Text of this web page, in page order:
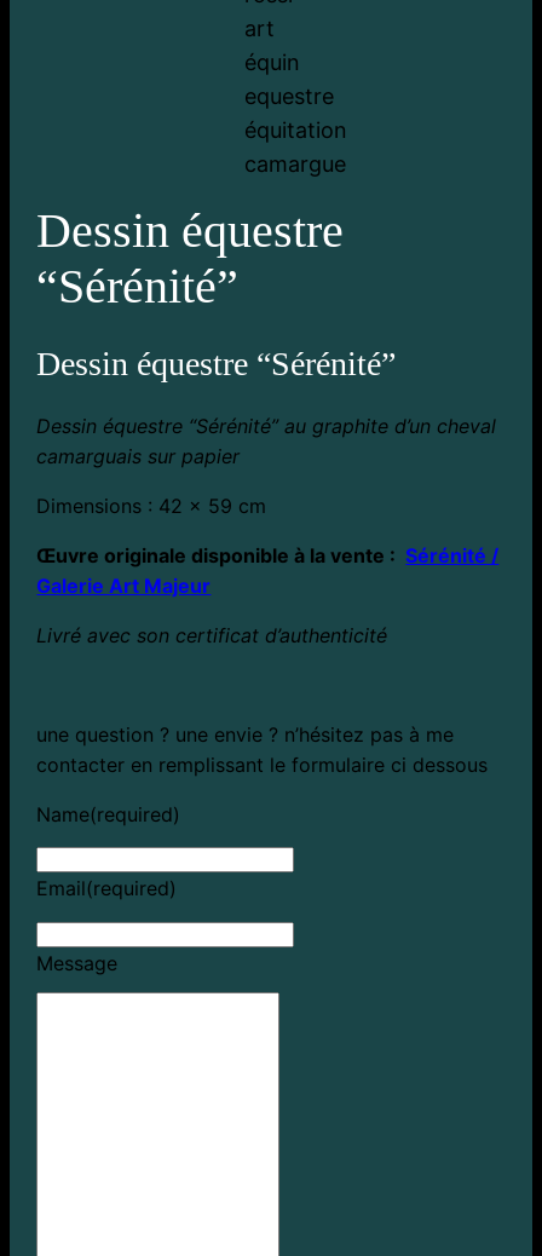
Dessin équestre
“Sérénité”
Dessin équestre “Sérénité”
Dessin équestre “Sérénité” au graphite d’un cheval
camarguaissur papier
Dimensions : 42 x 59 cm
Œuvre originale disponible à la vente :Sérénité /
Galerie Art Majeur
Livré avec son certificat d’authenticité
une question ? une envie ? n’hésitez pas à me
contacter en remplissant le formulaire ci dessous
Name(required)
Email(required)
Message